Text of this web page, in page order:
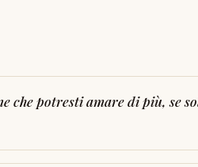
che potresti amare di più, se